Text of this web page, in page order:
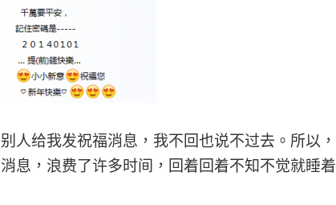
别人给我发祝福消息，我不回也说不过去。所以
消息，浪费了许多时间，回着回着不知不觉就睡着